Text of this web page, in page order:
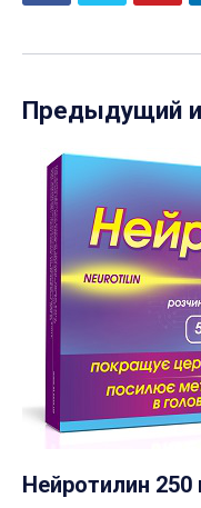
Предыдущий
Нейротилин